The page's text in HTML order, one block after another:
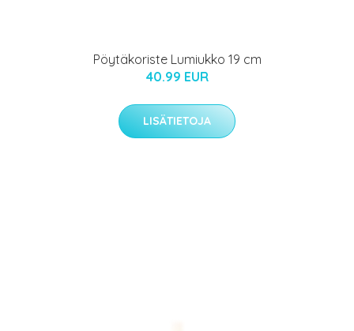
Pöytäkoriste Lumiukko 19 cm
40.99 EUR
LISÄTIETOJA